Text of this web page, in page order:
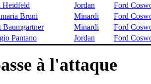
Heidfeld Jordan
Ford
Bruni Minardi
Ford
Baumgartner Minardi
Ford
Pantano Jordan Ford
à l'attaque